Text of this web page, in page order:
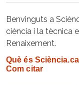
Benvinguts a
ciència i la tècnica
Renaixement.
Què és
Com citar